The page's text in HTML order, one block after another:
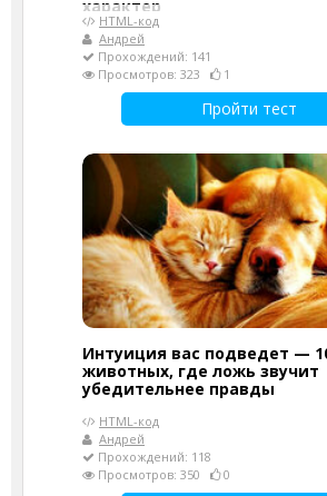
характер
HTML-код
Андрей
Прохождений: 141
Просмотров: 323
1
Пройти тест
Интуиция вас подведет —
животных, где ложь звучит
убедительнее правды
HTML-код
Андрей
Прохождений: 118
Просмотров: 350
0